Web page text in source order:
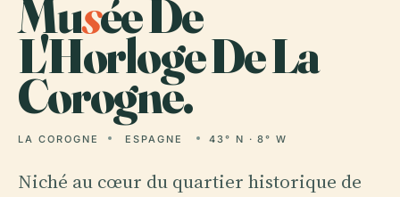
Musée De
L'Horloge De La
Corogne.
LA COROGNE ESPAGNE 43° N · 8° W
Niché au cœur du quartier historique de